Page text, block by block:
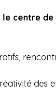
le centre
des